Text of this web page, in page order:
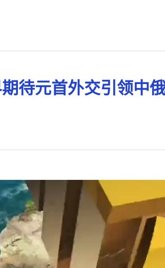
待元首外交引领中